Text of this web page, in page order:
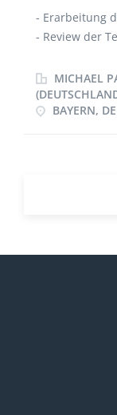
- Erarbeitung
- Review der
auswerten
MICHAEL
BAYERN,